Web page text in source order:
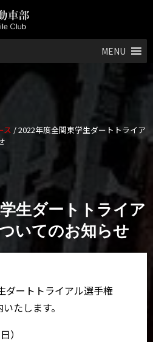
MENU
ス /2022年度全関東学生ダートトライア
生ダートトライア
いてのお知らせ
ダートトライアル選手権
たします。
）